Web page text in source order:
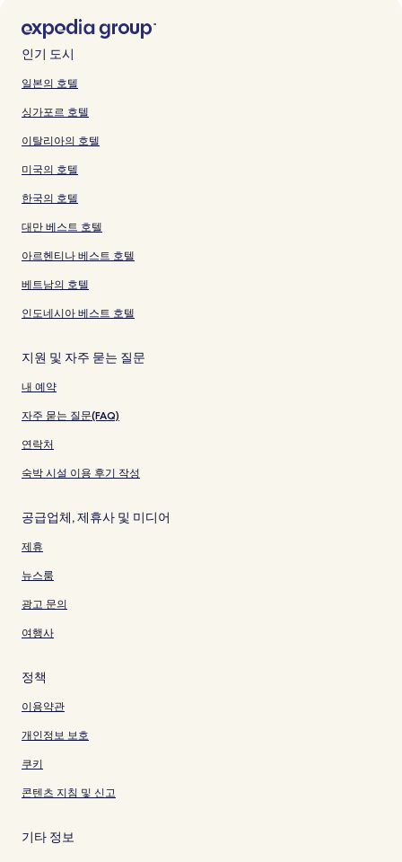
인기 도시
일본의 호텔
싱가포르 호텔
이탈리아의 호텔
미국의 호텔
한국의 호텔
대만 베스트 호텔
아르헨티나 베스트 호텔
베트남의 호텔
인도네시아 베스트 호텔
지원 및 자주 묻는 질문
내 예약
자주 묻는 질문(FAQ)
연락처
숙박 시설 이용 후기 작성
공급업체, 제휴사 및 미디어
제휴
뉴스룸
광고 문의
여행사
정책
이용약관
개인정보 보호
쿠키
콘텐츠 지침 및 신고
기타 정보